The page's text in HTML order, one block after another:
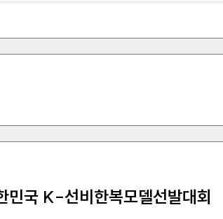
국 K-선비한복모델선발대회